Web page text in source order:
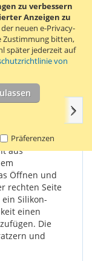
zu verbessern
Anzeigen zu
neuen e-Privacy-
Zustimmung bitten,
später jederzeit auf
von
Präferenzen
On5. Farbe Rot.
Bewertungen
aus
Öffnen und
rechten Seite
Silikon-
einen
Die
und